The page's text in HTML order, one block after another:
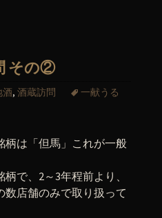
その②
酒, 酒蔵訪問
一献うる
柄は「但馬」これが一般
で、2～3年程前より、
店舗のみで取り扱って